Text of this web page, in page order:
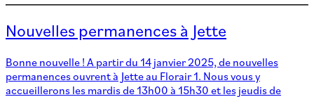
Nouvelles permanences à Jette
Bonne nouvelle ! A partir du 14 janvier 2025, de nouvelles
permanences ouvrent à Jette au Florair 1. Nous vous y
accueillerons les mardis de 13h00 à 15h30 et les jeudis de